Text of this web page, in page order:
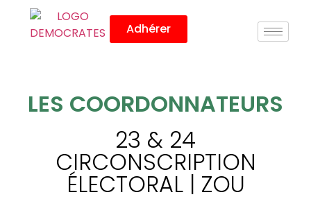
Adhérer
LES COORDONNATEURS
23 & 24
CIRCONSCRIPTION
ÉLECTORAL | ZOU